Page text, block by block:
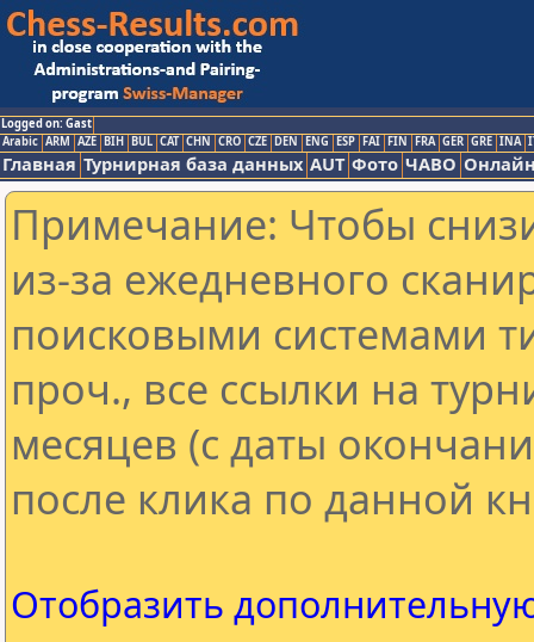
Logged on: Gast
Arabic ARM AZE BIH BUL CAT CHN CRO CZE DEN ENG ESP FAI FIN FRA GER GRE INA
Главная Турнирная база данных AUT Фото ЧАВО
Примечание: Чтобы
из-за ежедневного
поисковыми системами
проч., все ссылки на
месяцев (с даты
после клика по данной
Отобразить